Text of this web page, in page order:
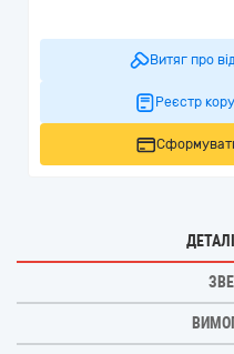
Витяг про
Реєстр